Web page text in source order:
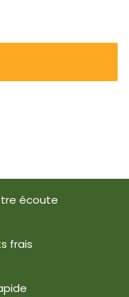
écoute
frais